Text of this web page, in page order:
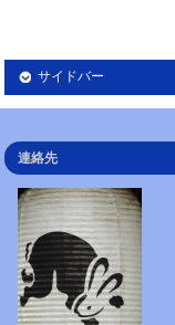
サイドバー
連絡先